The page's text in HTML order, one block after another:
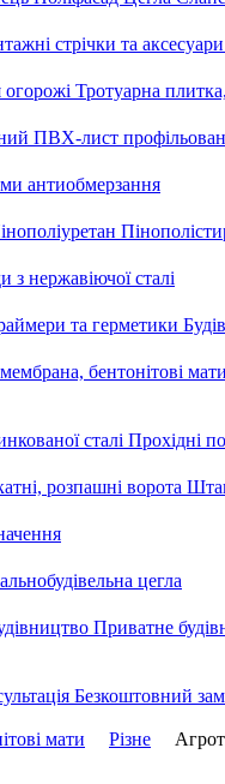
стрічки та аксесуари
огорожі Тротуарна
ПВХ-лист
антиобмерзання
з нержавіючої сталі
та герметики
бентонітові мати
сталі Прохідні
розпашні ворота
цегла
Приватне
Безкоштовний
мати
Різне